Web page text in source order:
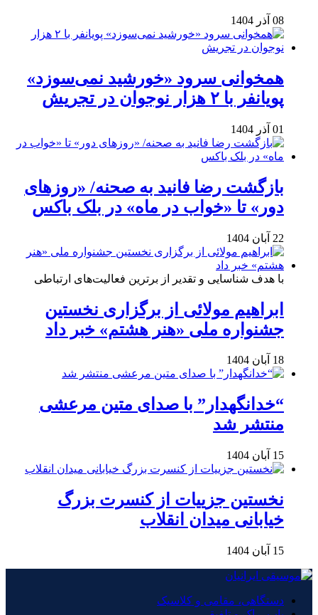
08 آذر 1404
همخوانی سرود «خورشید نمی‌سوزد»
پویانفر با ۲ هزار نوجوان در تجریش
01 آذر 1404
بازگشت رضا فانید به صحنه/ «روزهای
دور» تا «خواب در ماه» در بلک باکس
22 آبان 1404
با هدف شناسایی و تقدیر از برترین فعالیت‌های ارتباطی
ابراهیم مولائی از برگزاری نخستین
جشنواره ملی «هنر هشتم» خبر داد
18 آبان 1404
“خدانگهدار” با صدای متین مرعشی
منتشر شد
15 آبان 1404
نخستین جزییات از کنسرت بزرگ
خیابانی میدان انقلاب
15 آبان 1404
دستگاهی، مقامی و کلاسیک